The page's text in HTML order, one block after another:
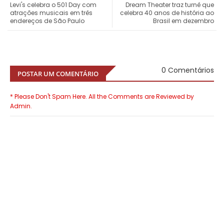
Dream Theater traz turnê que
celebra 40 anos de história ao
Brasil em dezembro
Levi's celebra o 501 Day com
atrações musicais em três
endereços de São Paulo
POSTAR UM COMENTÁRIO 0 Comentários
* Please Don't Spam Here. All the Comments are Reviewed by
Admin.